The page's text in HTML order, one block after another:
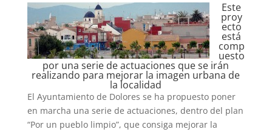
Este
proy
ecto
está
comp
uesto
por una serie de actuaciones que se irán
realizando para mejorar la imagen urbana de
la localidad
El Ayuntamiento de Dolores se ha propuesto poner
en marcha una serie de actuaciones, dentro del plan
“Por un pueblo limpio”, que consiga mejorar la